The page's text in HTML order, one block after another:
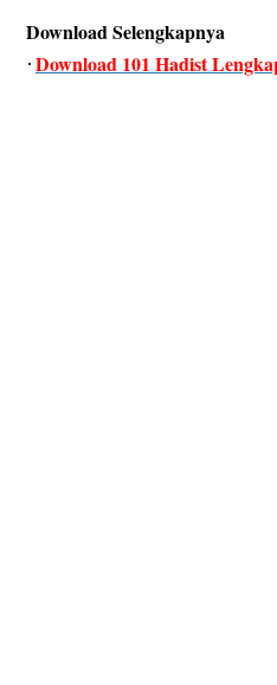
Download Selengkapnya
· Download 101 Hadist